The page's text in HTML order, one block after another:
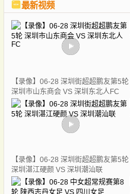
最新视频
【录像】06-28 深圳街超超鹏友第5轮
深圳市山东商会 VS 深圳东北人FC
【录像】06-28 深圳街超超鹏友第5轮
深圳湛江硬颜 VS 深圳潮汕联